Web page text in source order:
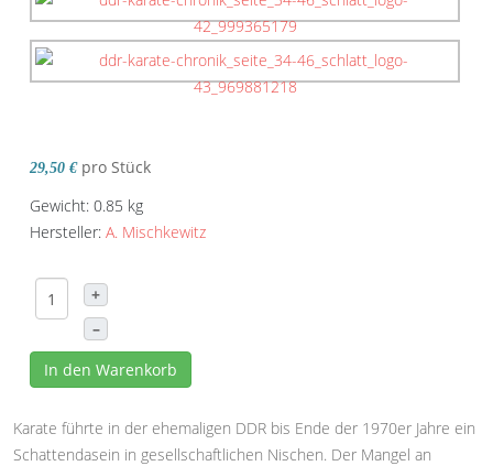
29,50 € pro Stück
Gewicht: 0.85 kg
Hersteller: A. Mischkewitz
+
–
In den Warenkorb
Karate führte in der ehemaligen DDR bis Ende der 1970er Jahre ein
Schattendasein in gesellschaftlichen Nischen. Der Mangel an